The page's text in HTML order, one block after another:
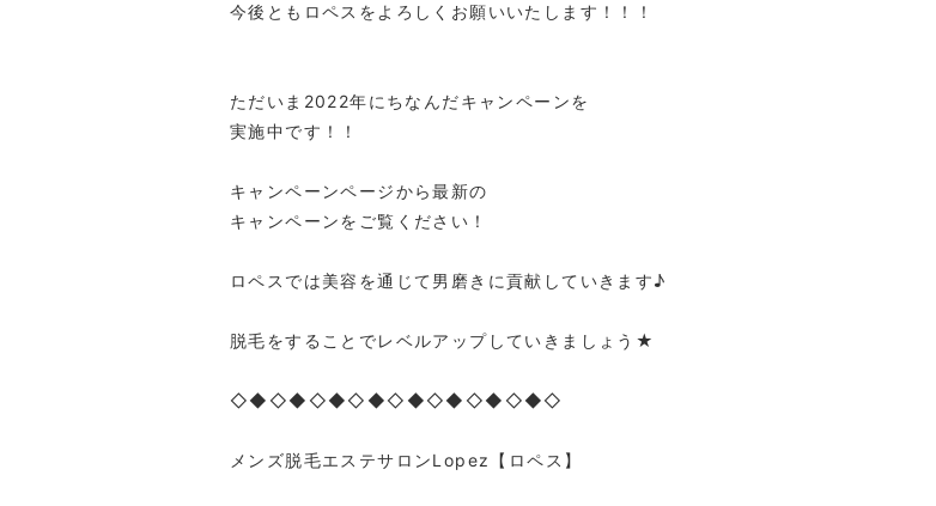
今後ともロペスをよろしくお願いいたします！！！
ただいま2022年にちなんだキャンペーンを
実施中です！！
キャンペーンページから最新の
キャンペーンをご覧ください！
ロペスでは美容を通じて男磨きに貢献していきます♪
脱毛をすることでレベルアップしていきましょう★
◇◆◇◆◇◆◇◆◇◆◇◆◇◆◇◆◇
メンズ脱毛エステサロンLopez【ロペス】